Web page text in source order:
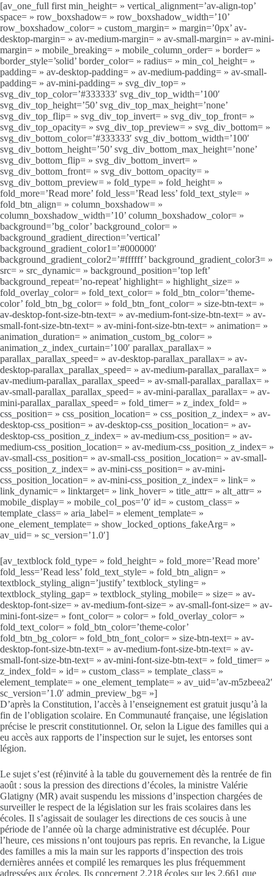
[av_one_full first min_height= » vertical_alignment=’av-align-top’
space= » row_boxshadow= » row_boxshadow_width=’10’
row_boxshadow_color= » custom_margin= » margin=’0px’ av-
desktop-margin= » av-medium-margin= » av-small-margin= » av-mini-
margin= » mobile_breaking= » mobile_column_order= » border= »
border_style=’solid’ border_color= » radius= » min_col_height= »
padding= » av-desktop-padding= » av-medium-padding= » av-small-
padding= » av-mini-padding= » svg_div_top= »
svg_div_top_color=’#333333′ svg_div_top_width=’100′
svg_div_top_height=’50’ svg_div_top_max_height=’none’
svg_div_top_flip= » svg_div_top_invert= » svg_div_top_front= »
svg_div_top_opacity= » svg_div_top_preview= » svg_div_bottom= »
svg_div_bottom_color=’#333333′ svg_div_bottom_width=’100′
svg_div_bottom_height=’50’ svg_div_bottom_max_height=’none’
svg_div_bottom_flip= » svg_div_bottom_invert= »
svg_div_bottom_front= » svg_div_bottom_opacity= »
svg_div_bottom_preview= » fold_type= » fold_height= »
fold_more=’Read more’ fold_less=’Read less’ fold_text_style= »
fold_btn_align= » column_boxshadow= »
column_boxshadow_width=’10’ column_boxshadow_color= »
background=’bg_color’ background_color= »
background_gradient_direction=’vertical’
background_gradient_color1=’#000000′
background_gradient_color2=’#ffffff’ background_gradient_color3= »
src= » src_dynamic= » background_position=’top left’
background_repeat=’no-repeat’ highlight= » highlight_size= »
fold_overlay_color= » fold_text_color= » fold_btn_color=’theme-
color’ fold_btn_bg_color= » fold_btn_font_color= » size-btn-text= »
av-desktop-font-size-btn-text= » av-medium-font-size-btn-text= » av-
small-font-size-btn-text= » av-mini-font-size-btn-text= » animation= »
animation_duration= » animation_custom_bg_color= »
animation_z_index_curtain=’100′ parallax_parallax= »
parallax_parallax_speed= » av-desktop-parallax_parallax= » av-
desktop-parallax_parallax_speed= » av-medium-parallax_parallax= »
av-medium-parallax_parallax_speed= » av-small-parallax_parallax= »
av-small-parallax_parallax_speed= » av-mini-parallax_parallax= » av-
mini-parallax_parallax_speed= » fold_timer= » z_index_fold= »
css_position= » css_position_location= » css_position_z_index= » av-
desktop-css_position= » av-desktop-css_position_location= » av-
desktop-css_position_z_index= » av-medium-css_position= » av-
medium-css_position_location= » av-medium-css_position_z_index= »
av-small-css_position= » av-small-css_position_location= » av-small-
css_position_z_index= » av-mini-css_position= » av-mini-
css_position_location= » av-mini-css_position_z_index= » link= »
link_dynamic= » linktarget= » link_hover= » title_attr= » alt_attr= »
mobile_display= » mobile_col_pos=’0′ id= » custom_class= »
template_class= » aria_label= » element_template= »
one_element_template= » show_locked_options_fakeArg= »
av_uid= » sc_version=’1.0′]
[av_textblock fold_type= » fold_height= » fold_more=’Read more’
fold_less=’Read less’ fold_text_style= » fold_btn_align= »
textblock_styling_align=’justify’ textblock_styling= »
textblock_styling_gap= » textblock_styling_mobile= » size= » av-
desktop-font-size= » av-medium-font-size= » av-small-font-size= » av-
mini-font-size= » font_color= » color= » fold_overlay_color= »
fold_text_color= » fold_btn_color=’theme-color’
fold_btn_bg_color= » fold_btn_font_color= » size-btn-text= » av-
desktop-font-size-btn-text= » av-medium-font-size-btn-text= » av-
small-font-size-btn-text= » av-mini-font-size-btn-text= » fold_timer= »
z_index_fold= » id= » custom_class= » template_class= »
element_template= » one_element_template= » av_uid=’av-m5zbeea2′
sc_version=’1.0′ admin_preview_bg= »]
D’après la Constitution, l’accès à l’enseignement est gratuit jusqu’à la
fin de l’obligation scolaire. En Communauté française, une législation
précise le prescrit constitutionnel. Or, selon la Ligue des familles qui a
eu accès aux rapports de l’inspection sur le sujet, les entorses sont
légion.
Le sujet s’est (ré)invité à la table du gouvernement dès la rentrée de fin
août : sous la pression des directions d’écoles, la ministre Valérie
Glatigny (MR) avait suspendu les missions d’inspection chargées de
surveiller le respect de la législation sur les frais scolaires dans les
écoles. Il s’agissait de soulager les directions de ces soucis à une
période de l’année où la charge administrative est décuplée. Pour
l’heure, ces missions n’ont toujours pas repris. En revanche, la Ligue
des familles a mis la main sur les rapports d’inspection des trois
dernières années et compilé les remarques les plus fréquemment
adressées aux écoles. Ils concernent 2.218 écoles sur les 2.661 que